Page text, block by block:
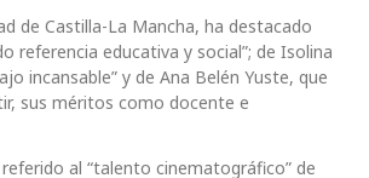
de Castilla-La Mancha, ha destacado
referencia educativa y social”; de Isolina
incansable” y de Ana Belén Yuste, que
sus méritos como docente e
al “talento cinematográfico” de